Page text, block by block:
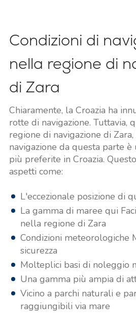
Condizioni di
nella regione di
di Zara
Chiaramente, la Croazia ha
rotte di navigazione. Tuttavia,
regione di navigazione di
navigazione da questa parte
più preferite in Croazia.
aspetti come:
L'eccezionale posizione di
La gamma di maree qui
nella regione di Zara
Condizioni meteorologiche
sicurezza
Molteplici basi di noleggio
Una gamma più ampia di
Vicino a parchi naturali e
raggiungibili via mare